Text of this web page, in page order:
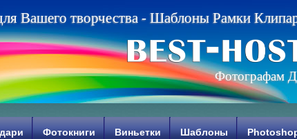
ля Вашего творчества - Шаблоны Рамки Клипа
Фотографам
Фотокниги Виньетки Шаблоны